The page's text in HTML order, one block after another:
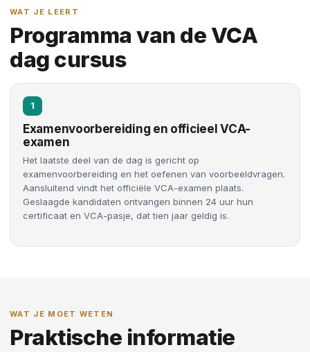
WAT JE LEERT
Programma van de VCA
dag cursus
1
Examenvoorbereiding en officieel VCA-
examen
Het laatste deel van de dag is gericht op
examenvoorbereiding en het oefenen van voorbeeldvragen.
Aansluitend vindt het officiële VCA-examen plaats.
Geslaagde kandidaten ontvangen binnen 24 uur hun
certificaat en VCA-pasje, dat tien jaar geldig is.
WAT JE MOET WETEN
Praktische informatie